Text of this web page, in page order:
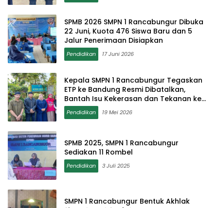
SPMB 2026 SMPN 1 Rancabungur Dibuka
22 Juni, Kuota 476 Siswa Baru dan 5
Jalur Penerimaan Disiapkan
Pendidikan 17 Juni 2026
Kepala SMPN 1 Rancabungur Tegaskan
ETP ke Bandung Resmi Dibatalkan,
Bantah Isu Kekerasan dan Tekanan ke
Siswa
Pendidikan 19 Mei 2026
SPMB 2025, SMPN 1 Rancabungur
Sediakan 11 Rombel
Pendidikan 3 Juli 2025
SMPN 1 Rancabungur Bentuk Akhlak